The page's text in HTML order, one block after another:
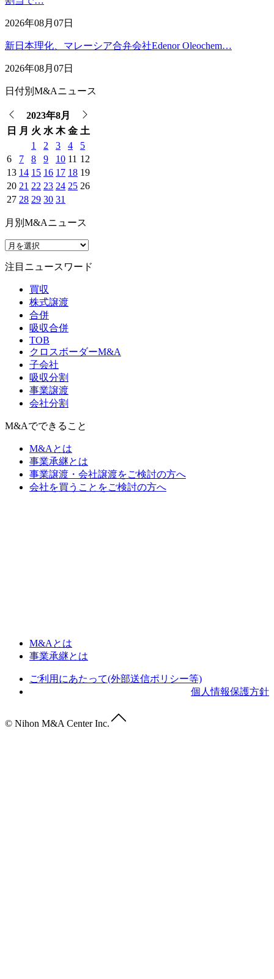
2026年08月07日
新日本理化、マレーシア合弁会社Edenor Oleochem…
2026年08月07日
日付別M&Aニュース
2023年8月
日
月 火 水 木 金 土
1
2 3 4
5
6
7 8 9 10 11 12
13 14 15 16 17 18 19
20 21 22 23 24 25 26
27 28 29 30 31
月別M&Aニュース
注目ニュースワード
買収
株式譲渡
合併
吸収合併
TOB
クロスボーダーM&A
子会社
吸収分割
事業譲渡
会社分割
M&Aでできること
M&Aとは
事業承継とは
事業譲渡・会社譲渡をご検討の方へ
会社を買うことをご検討の方へ
M&Aとは
事業承継とは
ご利用にあたって(外部送信ポリシー等)
個人情報保護方針
© Nihon M&A Center Inc.